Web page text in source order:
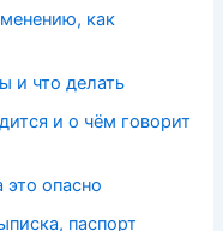
как
и что делать
и о чём говорит
это опасно
паспорт